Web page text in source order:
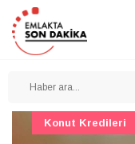
Konut Projeleri